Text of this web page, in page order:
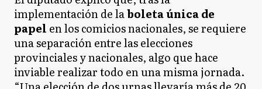
implementación de laboleta única de
papel en los comicios nacionales, se requiere
una separación entre las elecciones
provinciales y nacionales, algo que hace
inviable realizar todo en una misma jornada.